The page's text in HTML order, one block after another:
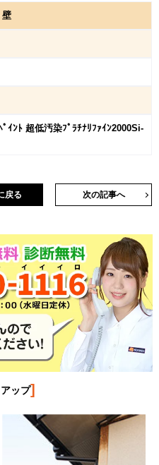
壁
ｲﾝﾄ 超低汚染ﾌﾟﾗﾁﾅﾘﾌｧｲﾝ2000Si-
次の記事へ
戻る
ップ]